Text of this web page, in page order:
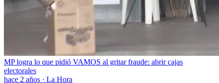
MP logra lo que pidió VAMOS al gritar fraude: abrir cajas
electorales
hace 2 años · La Hora